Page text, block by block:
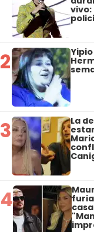
vivo:
2
3 La
4